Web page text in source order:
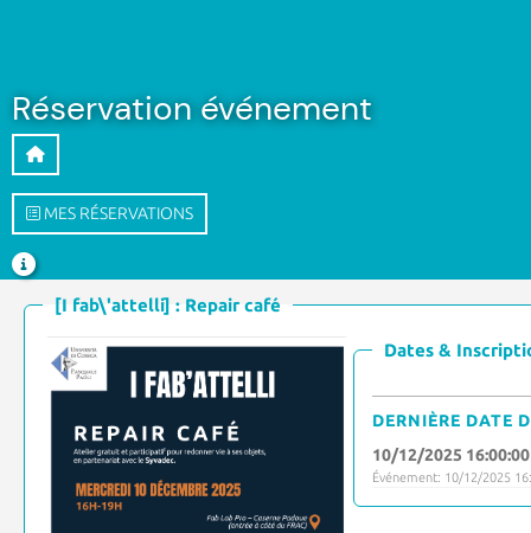
Réservation événement
MES RÉSERVATIONS
[I fab\'attelli] : Repair café
Dates &
DERNIÈRE DATE
10/12/2025 16:00:00
Événement: 10/12/2025